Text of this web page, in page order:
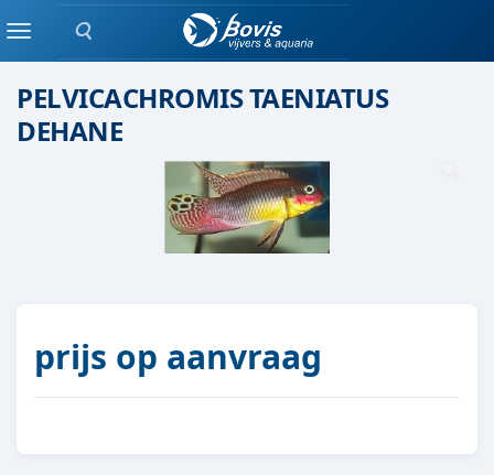
Zoeken
MenuEenlingen / Paren vis
PELVICACHROMIS TAENIATUS
DEHANE
prijs op aanvraag